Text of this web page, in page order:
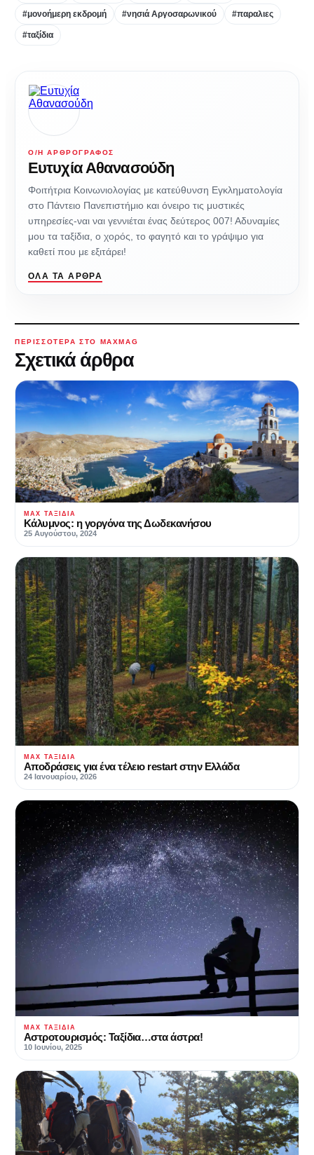
#μονοήμερη εκδρομή #νησιά Αργοσαρωνικού #παραλιες
#ταξίδια
Ο/Η ΑΡΘΡΟΓΡΆΦΟΣ
Ευτυχία Αθανασούδη
Φοιτήτρια Κοινωνιολογίας με κατεύθυνση Εγκληματολογία
στο Πάντειο Πανεπιστήμιο και όνειρο τις μυστικές
υπηρεσίες-ναι ναι γεννιέται ένας δεύτερος 007! Αδυναμίες
μου τα ταξίδια, ο χορός, το φαγητό και το γράψιμο για
καθετί που με εξιτάρει!
ΌΛΑ ΤΑ ΆΡΘΡΑ
ΠΕΡΙΣΣΌΤΕΡΑ ΣΤΟ MAXMAG
Σχετικά άρθρα
MAX ΤΑΞΊΔΙΑ
Κάλυμνος: η γοργόνα της Δωδεκανήσου
25 Αυγούστου, 2024
MAX ΤΑΞΊΔΙΑ
Αποδράσεις για ένα τέλειο restart στην Ελλάδα
24 Ιανουαρίου, 2026
MAX ΤΑΞΊΔΙΑ
Αστροτουρισμός: Ταξίδια…στα άστρα!
10 Ιουνίου, 2025